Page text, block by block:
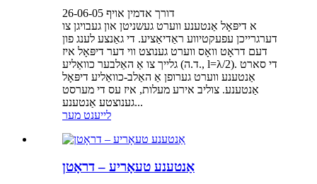
דורך אדמין אויף 26-06-05
א דיפּאָל אַנטענע ווערט געשניטן און געבויגן צו
דערגרייכן עפעקטיווע ראַדיאַציע. די גאַנצע לענג פון
דעם דראָט וואָס ווערט גענוצט ווי דער דיפּאָל איז
גלייך צו אַ האַלבער כוואַליע (ד.ה., l=λ/2). די סארט
אַנטענע ווערט גערופן אַ האַלב-כוואַליע דיפּאָל
אַנטענע. צוליב אירע מעלות, איז עס די מערסט
גענוצטע אַנטענע...
לייענט מער
אַנטענע טעאָריע – דראָטן